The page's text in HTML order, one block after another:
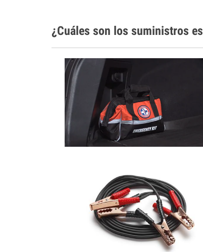
¿Cuáles son los suministros